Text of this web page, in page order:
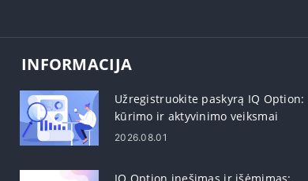
INFORMACIJA
Užregistruokite paskyrą IQ Option:
kūrimo ir aktyvinimo veiksmai
2026.08.01